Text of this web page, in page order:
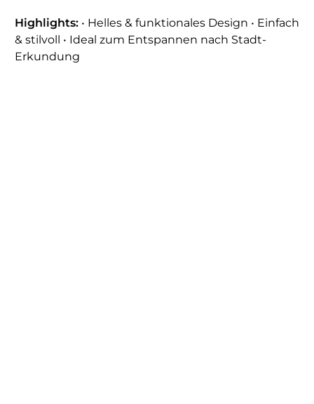
Highlights: • Helles & funktionales Design • Einfach
& stilvoll • Ideal zum Entspannen nach Stadt-
Erkundung